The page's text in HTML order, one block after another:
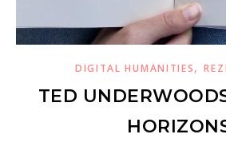
DIGITAL HUMANITIES,
TED